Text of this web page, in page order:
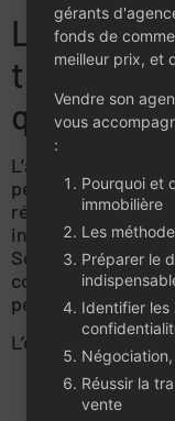
transmise
L’article 238
peut exonérer les
réalisées lors de
individuelle ou
Sous certaines
concerner
personnes
L’exonération est :
totale
hors actifs
gérants
fonds de
meilleur prix, et
Vendre son
vous
:
Pourquoi et
immobilière
Les
Préparer le
Identifier les
Réussir la
vente